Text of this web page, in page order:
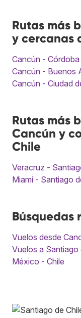
Rutas más
y cercanas
Cancún - Córdoba
Cancún - Buenos
Cancún - Ciudad
Rutas más
Cancún y
Chile
Veracruz -
Miami - Santiago
Búsquedas
Vuelos desde
Vuelos a Santiago
México - Chile